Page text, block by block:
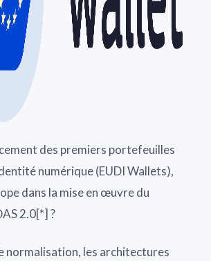
des premiers portefeuilles
numérique (EUDI Wallets),
dans la mise en œuvre du
2.0[*] ?
normalisation, les architectures